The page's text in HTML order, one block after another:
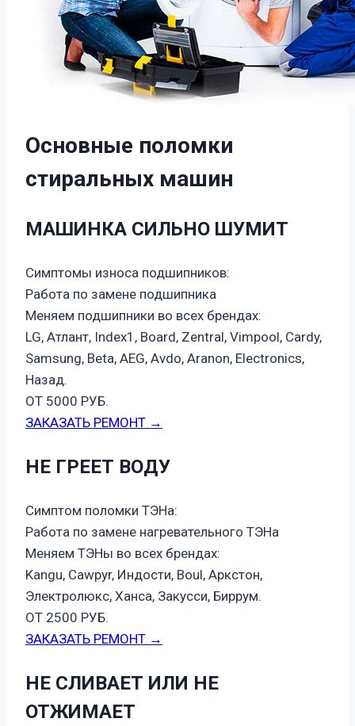
Основные поломки
стиральных машин
МАШИНКА СИЛЬНО ШУМИТ
Симптомы износа подшипников:
Работа по замене подшипника
Меняем подшипники во всех брендах:
LG, Атлант, Index1, Board, Zentral, Vimpool, Cardy,
Samsung, Beta, AEG, Avdo, Aranon, Electronics,
Назад.
ОТ 5000 РУБ.
ЗАКАЗАТЬ РЕМОНТ →
НЕ ГРЕЕТ ВОДУ
Симптом поломки ТЭНа:
Работа по замене нагревательного ТЭНа
Меняем ТЭНы во всех брендах:
Kangu, Cawpyr, Индости, Boul, Аркстон,
Электролюкс, Ханса, Закусси, Биррум.
ОТ 2500 РУБ.
ЗАКАЗАТЬ РЕМОНТ →
НЕ СЛИВАЕТ ИЛИ НЕ
ОТЖИМАЕТ